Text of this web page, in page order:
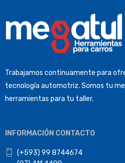
Trabajamos continuamente para
tecnología automotriz. Somos tu
herramientas para tu taller.
INFORMACIÓN CONTACTO
(+593) 99 8744674